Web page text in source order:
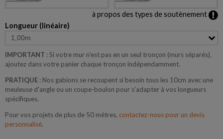
à propos des types de soutènement
Longueur (linéaire)
IMPORTANT : Si votre mur n'est pas en un seul tronçon (murs séparés),
ajoutez dans votre panier chaque tronçon indépendamment.
PRATIQUE : Nos gabions se recoupent si besoin tous les 10cm avec une
meuleuse d'angle ou un coupe-boulon pour s'adapter à vos longueurs
spécifiques.
Pour vos projets de plus de 50 métres, contactez-nous pour un devis
personnalisé.